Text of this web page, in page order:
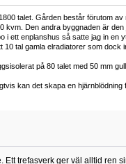
talet. Gården består förutom
Den andra byggnaden är
i ett enplanshus så satte jag in
tal gamla elradiatorer som dock
på 80 talet med 50 mm
kan det skapa en
Ett trefasverk ger väl alltid ren